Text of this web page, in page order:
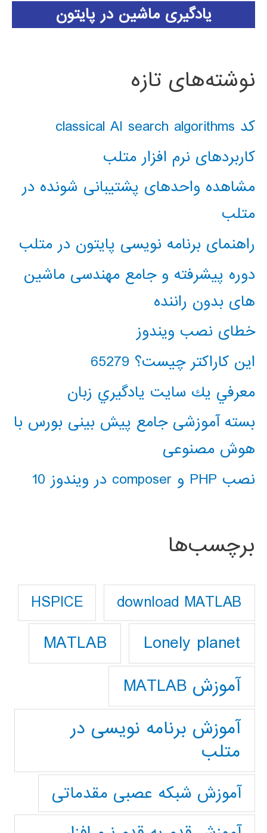
یادگیری ماشین در پایتون
نوشته‌های تازه
کد classical AI search algorithms
کاربردهای نرم افزار متلب
مشاهده واحدهای پشتیبانی شونده در
متلب
راهنمای برنامه نویسی پایتون در متلب
دوره پیشرفته و جامع مهندسی ماشین
های بدون راننده
خطای نصب ویندوز
این کاراکتر چیست؟ 65279
معرفي يك سايت يادگيري زبان
بسته آموزشی جامع پیش بینی بورس با
هوش مصنوعی
نصب PHP و composer در ویندوز 10
برچسب‌ها
download MATLAB
HSPICE
Lonely planet
MATLAB
آموزش MATLAB
آموزش برنامه نویسی در
متلب
آموزش شبکه عصبی مقدماتی